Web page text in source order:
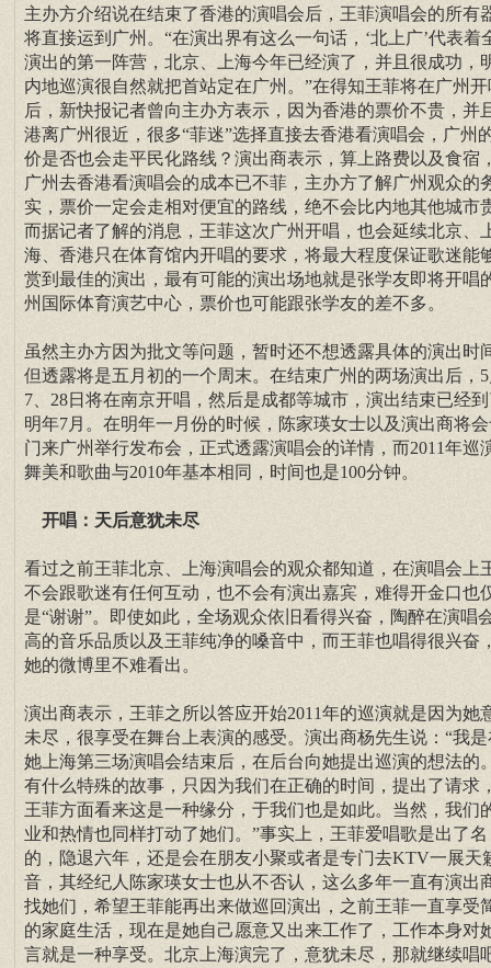
主办方介绍说在结束了香港的演唱会后，王菲演唱会的所有
将直接运到广州。“在演出界有这么一句话，‘北上广’代表着
演出的第一阵营，北京、上海今年已经演了，并且很成功，
内地巡演很自然就把首站定在广州。”在得知王菲将在广州开
后，新快报记者曾向主办方表示，因为香港的票价不贵，并
港离广州很近，很多“菲迷”选择直接去香港看演唱会，广州
价是否也会走平民化路线？演出商表示，算上路费以及食宿
广州去香港看演唱会的成本已不菲，主办方了解广州观众的
实，票价一定会走相对便宜的路线，绝不会比内地其他城市
而据记者了解的消息，王菲这次广州开唱，也会延续北京、
海、香港只在体育馆内开唱的要求，将最大程度保证歌迷能
赏到最佳的演出，最有可能的演出场地就是张学友即将开唱
州国际体育演艺中心，票价也可能跟张学友的差不多。
虽然主办方因为批文等问题，暂时还不想透露具体的演出时
但透露将是五月初的一个周末。在结束广州的两场演出后，
7、28日将在南京开唱，然后是成都等城市，演出结束已经
明年7月。在明年一月份的时候，陈家瑛女士以及演出商将
门来广州举行发布会，正式透露演唱会的详情，而2011年巡
舞美和歌曲与2010年基本相同，时间也是100分钟。
开唱：天后意犹未尽
看过之前王菲北京、上海演唱会的观众都知道，在演唱会上
不会跟歌迷有任何互动，也不会有演出嘉宾，难得开金口也
是“谢谢”。即使如此，全场观众依旧看得兴奋，陶醉在演唱
高的音乐品质以及王菲纯净的嗓音中，而王菲也唱得很兴奋
她的微博里不难看出。
演出商表示，王菲之所以答应开始2011年的巡演就是因为她
未尽，很享受在舞台上表演的感受。演出商杨先生说：“我是
她上海第三场演唱会结束后，在后台向她提出巡演的想法的
有什么特殊的故事，只因为我们在正确的时间，提出了请求
王菲方面看来这是一种缘分，于我们也是如此。当然，我们
业和热情也同样打动了她们。”事实上，王菲爱唱歌是出了名
的，隐退六年，还是会在朋友小聚或者是专门去KTV一展天
音，其经纪人陈家瑛女士也从不否认，这么多年一直有演出
找她们，希望王菲能再出来做巡回演出，之前王菲一直享受
的家庭生活，现在是她自己愿意又出来工作了，工作本身对
言就是一种享受。北京上海演完了，意犹未尽，那就继续唱